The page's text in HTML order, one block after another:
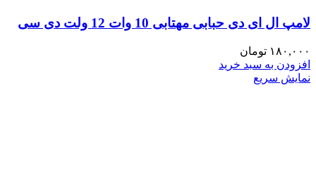
لامپ ال ای دی حبابی مهتابی 10 وات 12 ولت دی سی
۱۸۰,۰۰۰ تومان
افزودن به سبد خرید
نمایش سریع